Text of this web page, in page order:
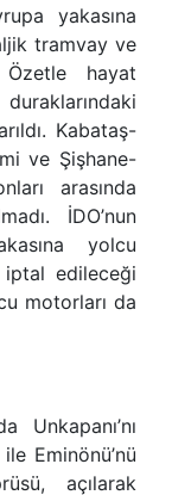
yakasına
tramvay ve
hayat
Kabataş-
ve Şişhane-
arasında
İDO’nun
yolcu
iptal edileceği
motorları da
Unkapanı’nı
Eminönü’nü
açılarak